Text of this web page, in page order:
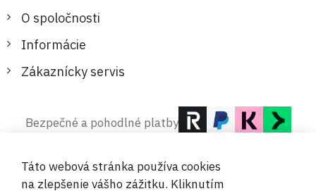
O spoločnosti
Informácie
Zákaznícky servis
Bezpečné a pohodlné platby
Táto webová stránka používa cookies
na zlepšenie vášho zážitku. Kliknutím